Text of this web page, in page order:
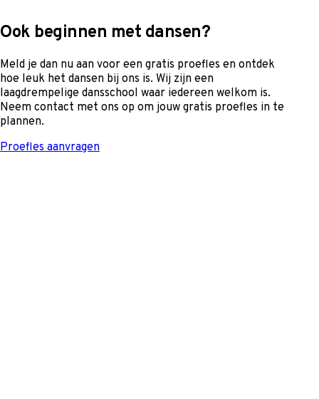
Ook beginnen met dansen?
Meld je dan nu aan voor een gratis proefles en ontdek
hoe leuk het dansen bij ons is. Wij zijn een
laagdrempelige dansschool waar iedereen welkom is.
Neem contact met ons op om jouw gratis proefles in te
plannen.
Proefles aanvragen